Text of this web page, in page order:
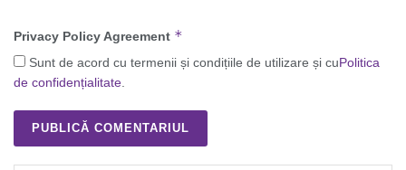
Privacy Policy Agreement *
Sunt de acord cu termenii și condițiile de utilizare și cuPolitica
de confidențialitate